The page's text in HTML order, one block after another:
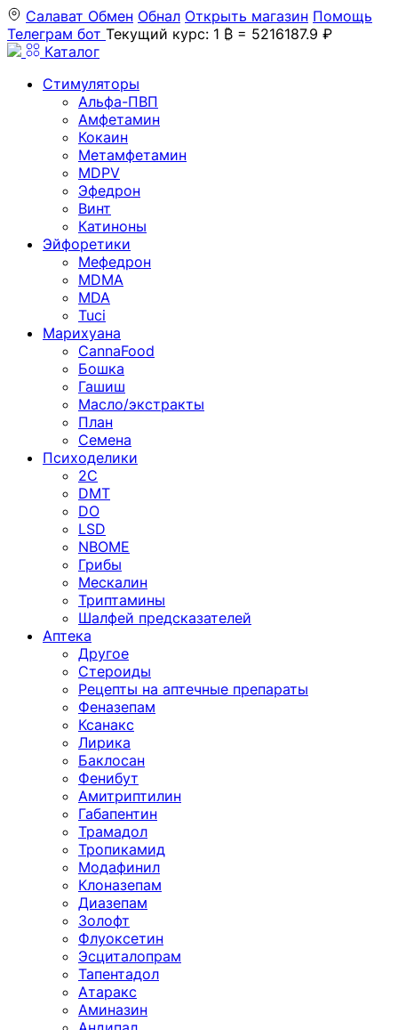
Салават Обмен Обнал Открыть магазин Помощь
Телеграм бот Текущий курс: 1 ₿ = 5216187.9 ₽
Каталог
Стимуляторы
Альфа-ПВП
Амфетамин
Кокаин
Метамфетамин
MDPV
Эфедрон
Винт
Катиноны
Эйфоретики
Мефедрон
MDMA
MDA
Tuci
Марихуана
CannaFood
Бошка
Гашиш
Масло/экстракты
План
Семена
Психоделики
2C
DMT
DO
LSD
NBOME
Грибы
Мескалин
Триптамины
Шалфей предсказателей
Аптека
Другое
Стероиды
Рецепты на аптечные препараты
Феназепам
Ксанакс
Лирика
Баклосан
Фенибут
Амитриптилин
Габапентин
Трамадол
Тропикамид
Модафинил
Клоназепам
Диазепам
Золофт
Флуоксетин
Эсциталопрам
Тапентадол
Атаракс
Аминазин